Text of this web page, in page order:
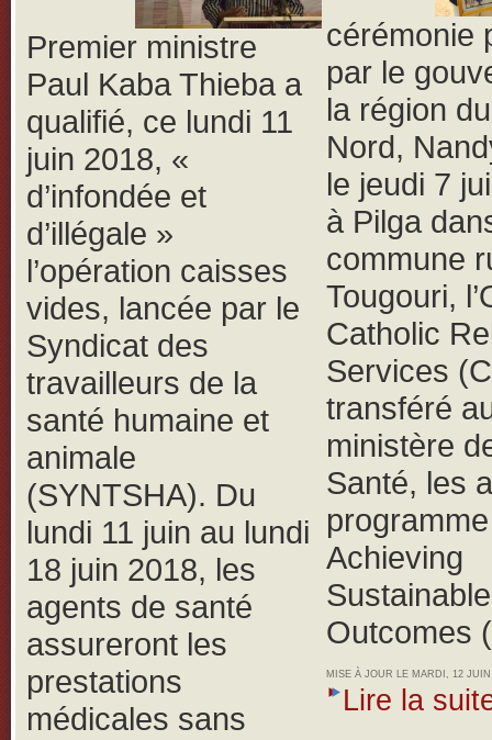
Premier ministre
Paul Kaba Thieba a
qualifié, ce lundi 11
juin 2018, «
d’infondée et
d’illégale »
l’opération caisses
vides, lancée par le
Syndicat des
travailleurs de la
santé humaine et
animale
(SYNTSHA). Du
lundi 11 juin au lundi
18 juin 2018, les
agents de santé
assureront les
prestations
médicales sans
cérémonie
par le
la région
Nord,
le jeudi 7
à Pilga
commune
Tougouri,
Catholic
Services
transféré
ministère
Santé, les
Achieving
Sustainable
Outcomes
MISE À JOUR LE MARDI, 12
Lire la